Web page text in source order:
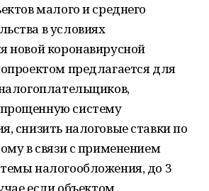
малого и среднего
в условиях
новой коронавирусной
предлагается для
систему
снизить налоговые ставки по
в связи с применением
налогообложения, до 3